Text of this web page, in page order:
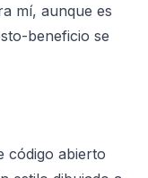
mí, aunque es
beneficio se
código abierto